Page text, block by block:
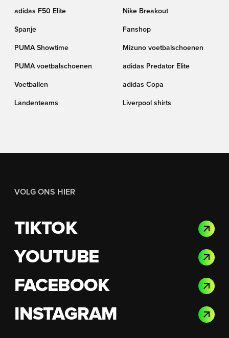
adidas F50 Elite Nike Breakout
Spanje Fanshop
PUMA Showtime Mizuno voetbalschoenen
PUMA voetbalschoenen adidas Predator Elite
Voetballen adidas Copa
Landenteams Liverpool shirts
VOLG ONS HIER
TIKTOK
YOUTUBE
FACEBOOK
INSTAGRAM